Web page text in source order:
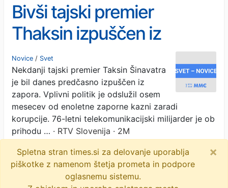
Bivši tajski premier
Thaksin izpuščen iz
zapora
Novice / Svet
Nekdanji tajski premier Taksin Šinavatra
je bil danes predčasno izpuščen iz
zapora. Vplivni politik je odslužil osem
mesecev od enoletne zaporne kazni zaradi
korupcije. 76-letni telekomunikacijski milijarder je ob
prihodu … · RTV Slovenija · 2M
thaksin korupcija politika zapor
tajska objavi
Spletna stran times.si za delovanje uporablja
piškotke z namenom štetja prometa in podpore
oglasnemu sistemu.
×